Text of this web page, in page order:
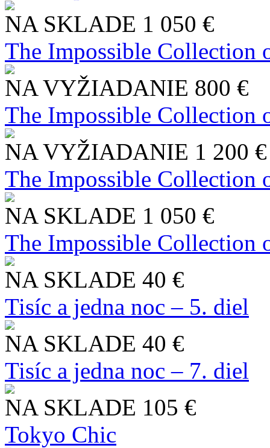
NA SKLADE 1 050 €
The Impossible Collection
NA VYŽIADANIE 800 €
The Impossible Collection
NA VYŽIADANIE 1 200 €
The Impossible Collection
NA SKLADE 1 050 €
The Impossible Collection
NA SKLADE 40 €
Tisíc a jedna noc – 5. diel
NA SKLADE 40 €
Tisíc a jedna noc – 7. diel
NA SKLADE 105 €
Tokyo Chic